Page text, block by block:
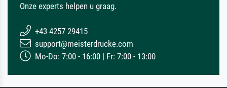
Onze experts helpen u graag.
+43 4257 29415
support@meisterdrucke.com
Mo-Do: 7:00 - 16:00 | Fr: 7:00 - 13:00